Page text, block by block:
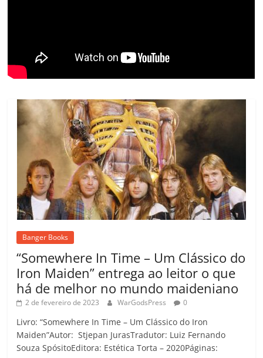
m
Banger Books
“Somewhere In Time – Um Clássico do
Iron Maiden” entrega ao leitor o que
há de melhor no mundo maideniano
2 de fevereiro de 2023 WarGodsPress 0
Livro: “Somewhere In Time – Um Clássico do Iron
Maiden”Autor: Stjepan JurasTradutor: Luiz Fernando
Souza SpósitoEditora: Estética Torta – 2020Páginas: